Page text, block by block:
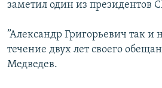
заметил один из президентов
”Александр Григорьевич так и
течение двух лет своего
Медведев.